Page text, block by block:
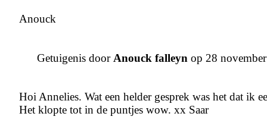
Anouck
Getuigenis doorAnouck falleyn op 28
Hoi Annelies. Wat een helder gesprek was het dat ik
Het klopte tot in de puntjes wow. xx Saar